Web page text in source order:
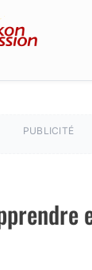
PUBLICITÉ